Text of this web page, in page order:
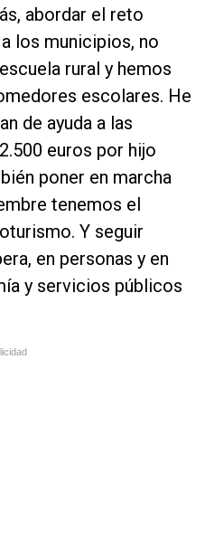
abordar el reto
los municipios, no
rural y hemos
escolares. He
de ayuda a las
euros por hijo
poner en marcha
tenemos el
Y seguir
en personas y en
y servicios públicos